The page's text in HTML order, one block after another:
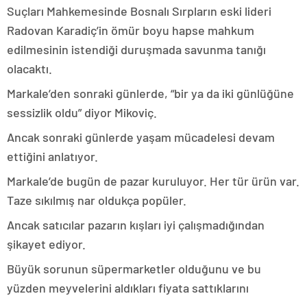
Suçları Mahkemesinde Bosnalı Sırpların eski lideri
Radovan Karadiç’in ömür boyu hapse mahkum
edilmesinin istendiği duruşmada savunma tanığı
olacaktı.
Markale’den sonraki günlerde, “bir ya da iki günlüğüne
sessizlik oldu” diyor Mikoviç.
Ancak sonraki günlerde yaşam mücadelesi devam
ettiğini anlatıyor.
Markale’de bugün de pazar kuruluyor. Her tür ürün var.
Taze sıkılmış nar oldukça popüler.
Ancak satıcılar pazarın kışları iyi çalışmadığından
şikayet ediyor.
Büyük sorunun süpermarketler olduğunu ve bu
yüzden meyvelerini aldıkları fiyata sattıklarını